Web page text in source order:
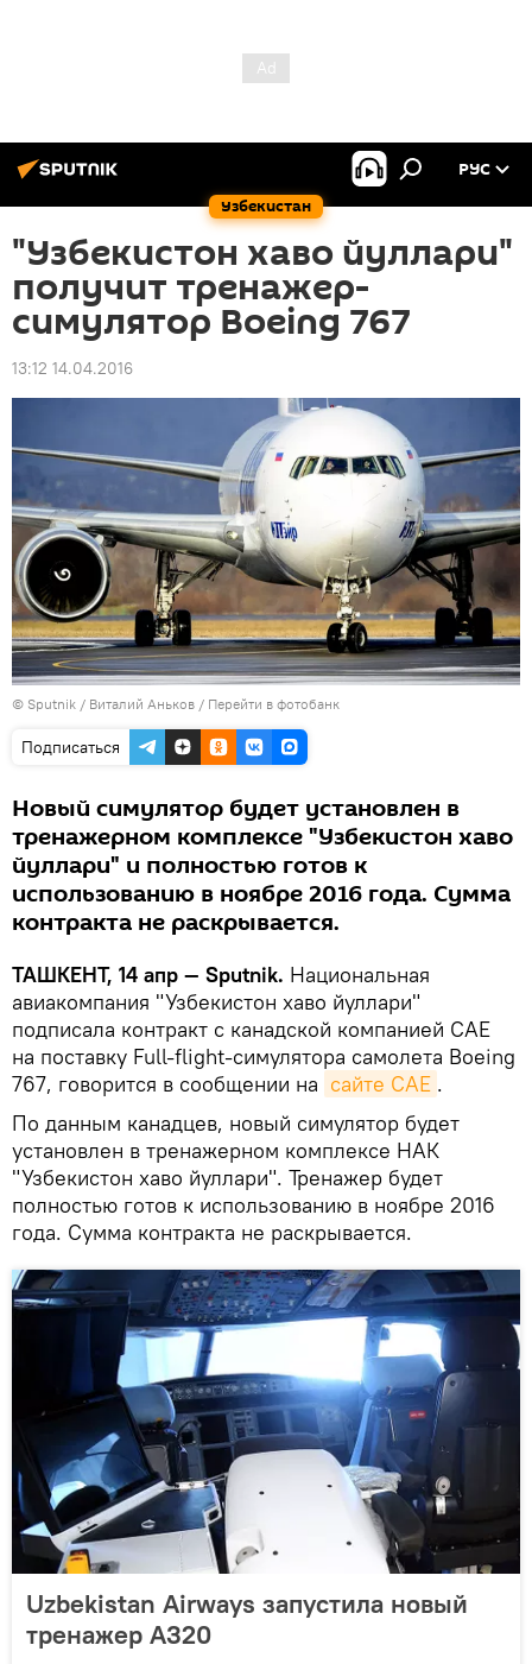
Узбекистан
РУС
"Узбекистон хаво йуллари"
получит тренажер-
симулятор Boeing 767
13:12 14.04.2016
© Sputnik / Виталий Аньков / Перейти в фотобанк
Подписаться
Новый симулятор будет установлен в
тренажерном комплексе "Узбекистон хаво
йуллари" и полностью готов к
использованию в ноябре 2016 года. Сумма
контракта не раскрывается.
ТАШКЕНТ, 14 апр — Sputnik. Национальная
авиакомпания "Узбекистон хаво йуллари"
подписала контракт с канадской компанией CAE
на поставку Full-flight-симулятора самолета Boeing
767, говорится в сообщении на сайте CAE .
По данным канадцев, новый симулятор будет
установлен в тренажерном комплексе НАК
"Узбекистон хаво йуллари". Тренажер будет
полностью готов к использованию в ноябре 2016
года. Сумма контракта не раскрывается.
Uzbekistan Airways запустила новый
тренажер A320